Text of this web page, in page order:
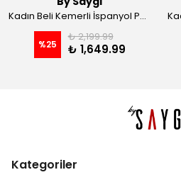
Kadın Beli Kemerli İspanyol Paça Likralı Krep Pantolon - Kahve
%25
₺ 2,199.99
₺ 1,649.99
Kategoriler